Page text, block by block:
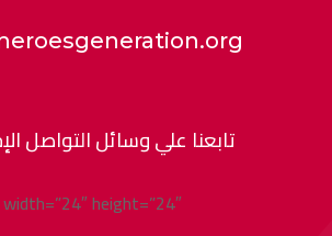
تابعنا علي وسائل التواصل
height=”24″